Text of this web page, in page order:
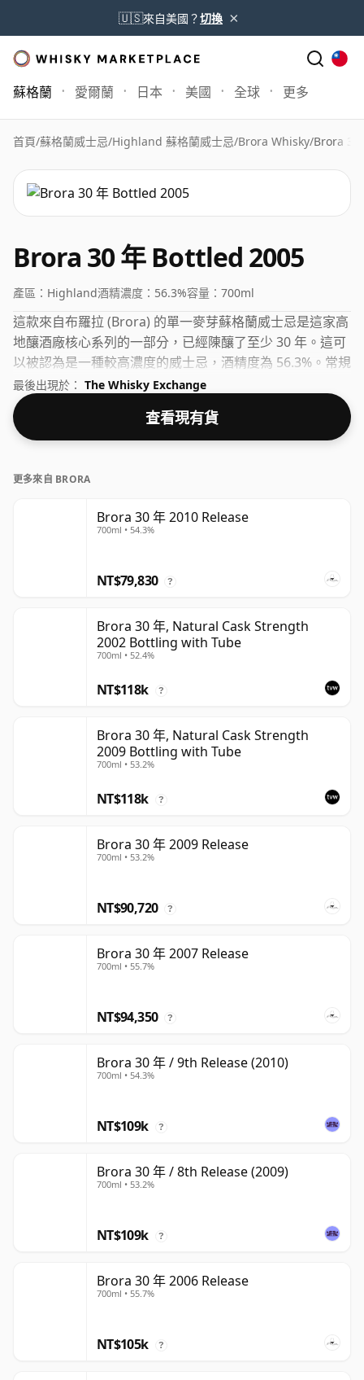
🇺🇸來自美國？切換 ×
蘇格蘭 愛爾蘭 日本 美國 全球 更多
首頁/蘇格蘭威士忌/Highland 蘇格蘭威士忌/Brora Whisky/Brora 30
Brora 30 年 Bottled 2005
產區： Highland酒精濃度： 56.3%容量： 700ml
這款來自布羅拉 (Brora) 的單一麥芽蘇格蘭威士忌是這家高
地釀酒廠核心系列的一部分，已經陳釀了至少 30 年。這可
以被認為是一種較高濃度的威士忌，酒精度為 56.3%。常規
裝瓶容量為 70 厘升。
最後出現於： The Whisky Exchange
查看現有貨
更多來自 BRORA
Brora 30 年 2010 Release
700ml • 54.3%
NT$79,830 ?
Brora 30 年, Natural Cask Strength
2002 Bottling with Tube
700ml • 52.4%
NT$118k ?
Brora 30 年, Natural Cask Strength
2009 Bottling with Tube
700ml • 53.2%
NT$118k ?
Brora 30 年 2009 Release
700ml • 53.2%
NT$90,720 ?
Brora 30 年 2007 Release
700ml • 55.7%
NT$94,350 ?
Brora 30 年 / 9th Release (2010)
700ml • 54.3%
NT$109k ?
Brora 30 年 / 8th Release (2009)
700ml • 53.2%
NT$109k ?
Brora 30 年 2006 Release
700ml • 55.7%
NT$105k ?